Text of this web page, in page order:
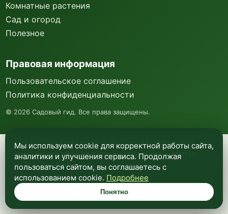
Мы используем куки и Яндекс Метрику для
анализа посещаемости и улучшения работы
сайта. Подробнее —в политике
конфиденциальности.
Понятно
Комнатные растения
Сад и огород
Полезное
Правовая информация
Пользовательское соглашение
Политика конфиденциальности
© 2026 Садовый гид. Все права защищены.
Мы используем cookie для корректной работы сайта,
аналитики и улучшения сервиса. Продолжая
пользоваться сайтом, вы соглашаетесь с
использованием cookie. Подробнее
Понятно